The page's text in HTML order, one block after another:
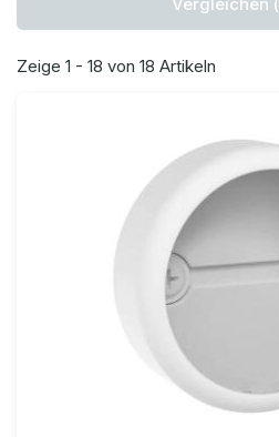
Zeige 1 - 18 von 18 Artikeln